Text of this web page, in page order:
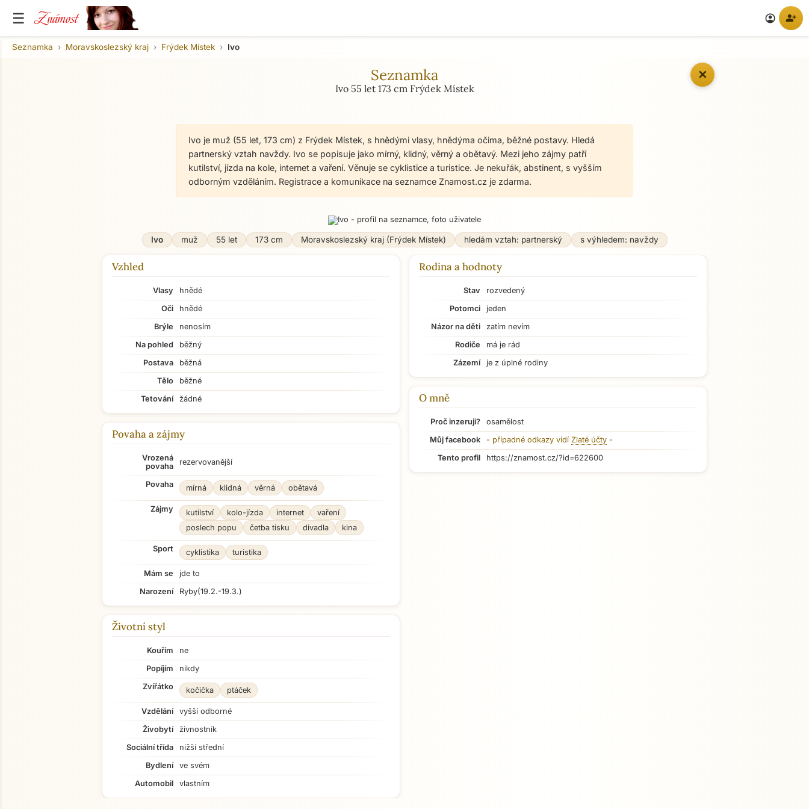
☰ Známost account_circle person_add
✕
Seznamka Moravskoslezský kraj Frýdek Místek Ivo
Seznamka
Ivo 55 let 173 cm Frýdek Místek
Ivo je muž (55 let, 173 cm) z Frýdek Místek, s hnědými vlasy, hnědýma očima, běžné postavy. Hledá
partnerský vztah navždy. Ivo se popisuje jako mírný, klidný, věrný a obětavý. Mezi jeho zájmy patří
kutilství, jízda na kole, internet a vaření. Věnuje se cyklistice a turistice. Je nekuřák, abstinent, s vyšším
odborným vzděláním. Registrace a komunikace na seznamce Znamost.cz je zdarma.
Ivo muž 55 let 173 cm Moravskoslezský kraj (Frýdek Místek) hledám vztah: partnerský s výhledem: navždy
Vzhled
Vlasy
hnědé
Oči
hnědé
Brýle
nenosím
Na pohled
běžný
Postava
běžná
Tělo
běžné
Tetování
žádné
Povaha a zájmy
Vrozená
povaha
rezervovanější
Povaha mírná klidná věrná obětavá
Zájmy kutilství kolo-jízda internet
vaření
poslech popu
četba tisku divadla kina
Sport cyklistika turistika
Mám se
jde to
Narození
Ryby(19.2.-19.3.)
Životní styl
Kouřím
ne
Popíjím
nikdy
Zvířátko
kočička ptáček
Vzdělání
vyšší odborné
Živobytí
živnostník
Sociální třída
nižší střední
Bydlení
ve svém
Automobil
vlastním
Rodina a hodnoty
Stav
rozvedený
Potomci
jeden
Názor na děti
zatím nevím
Rodiče
má je rád
Zázemí
je z úplné rodiny
O mně
Proč inzeruji?
osamělost
Můj facebook
- případné odkazy vidí Zlaté účty -
Tento profil
https://znamost.cz/?id=622600